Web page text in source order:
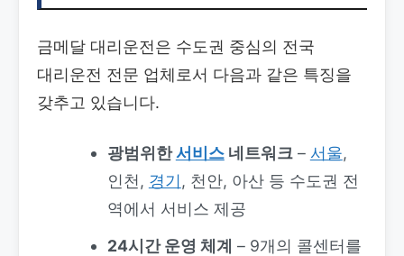
금메달 대리운전은 수도권 중심의 전국
대리운전 전문 업체로서 다음과 같은 특징을
갖추고 있습니다.
광범위한서비스네트워크– 서울,
인천, 경기, 천안, 아산 등 수도권 전
역에서 서비스 제공
24시간 운영 체계 – 9개의 콜센터를